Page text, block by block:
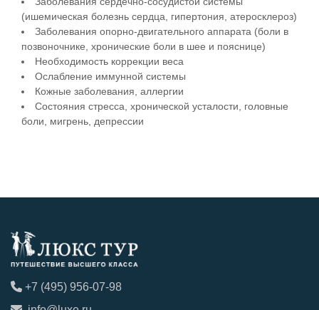
(ишемическая болезнь сердца, гипертония, атеросклероз)
Заболевания опорно-двигательного аппарата (боли в
позвоночнике, хронические боли в шее и пояснице)
Необходимость коррекции веса
Ослабление иммунной системы
Кожные заболевания, аллергии
Состояния стресса, хронической усталости, головные
боли, мигрень, депрессии
+7 (495) 956-07-98